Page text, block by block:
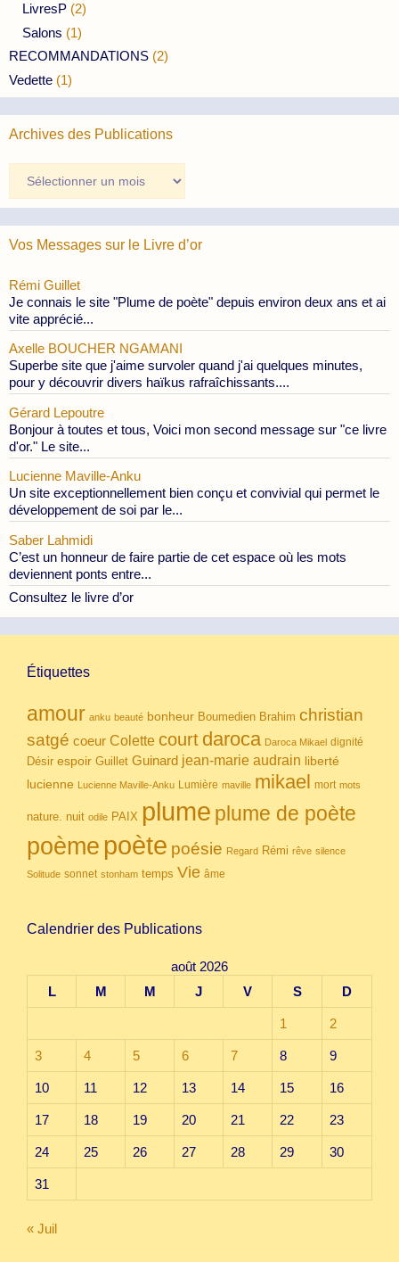
LivresP (2)
Salons (1)
RECOMMANDATIONS (2)
Vedette (1)
Archives des Publications
des
Publications
Vos Messages sur le Livre d’or
Rémi Guillet
Je connais le site "Plume de poète" depuis environ deux ans et ai
vite apprécié...
Axelle BOUCHER NGAMANI
Superbe site que j'aime survoler quand j'ai quelques minutes,
pour y découvrir divers haïkus rafraîchissants....
Gérard Lepoutre
Bonjour à toutes et tous, Voici mon second message sur "ce livre
d'or." Le site...
Lucienne Maville-Anku
Un site exceptionnellement bien conçu et convivial qui permet le
développement de soi par le...
Saber Lahmidi
C’est un honneur de faire partie de cet espace où les mots
deviennent ponts entre...
Consultez le livre d’or
Étiquettes
amour anku beauté bonheur Boumedien Brahim christian
satgé coeur Colette court daroca Daroca Mikael dignité
Désir espoir Guillet Guinard jean-marie audrain liberté
lucienne Lucienne Maville-Anku Lumière maville mikael mort mots
nature. nuit odile PAIX plume plume de poète
poème poète poésie Regard Rémi rêve silence
Solitude sonnet stonham temps Vie âme
Calendrier des Publications
août 2026
L
M M J V S D
1 2
3 4 5 6 7 8 9
10 11 12 13 14 15 16
17 18 19 20 21 22 23
24 25 26 27 28 29 30
31
« Juil